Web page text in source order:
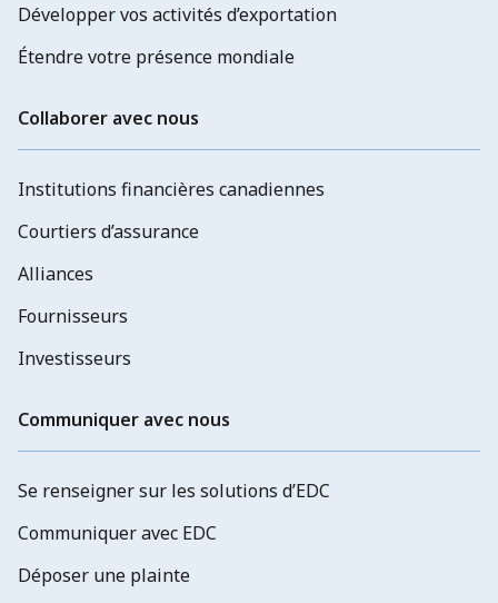
Développer vos activités d’exportation
Étendre votre présence mondiale
Collaborer avec nous
Institutions financières canadiennes
Courtiers d’assurance
Alliances
Fournisseurs
Investisseurs
Communiquer avec nous
Se renseigner sur les solutions d’EDC
Communiquer avec EDC
Déposer une plainte